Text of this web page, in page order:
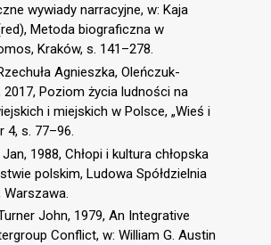
wywiady narracyjne, w: Kaja
Metoda biograficzna w
Kraków, s. 141–278.
Agnieszka, Oleńczuk-
2017, Poziom życia ludności na
i miejskich w Polsce, „Wieś i
4, s. 77–96.
1988, Chłopi i kultura chłopska
polskim, Ludowa Spółdzielnia
John, 1979, An Integrative
Conflict, w: William G. Austin